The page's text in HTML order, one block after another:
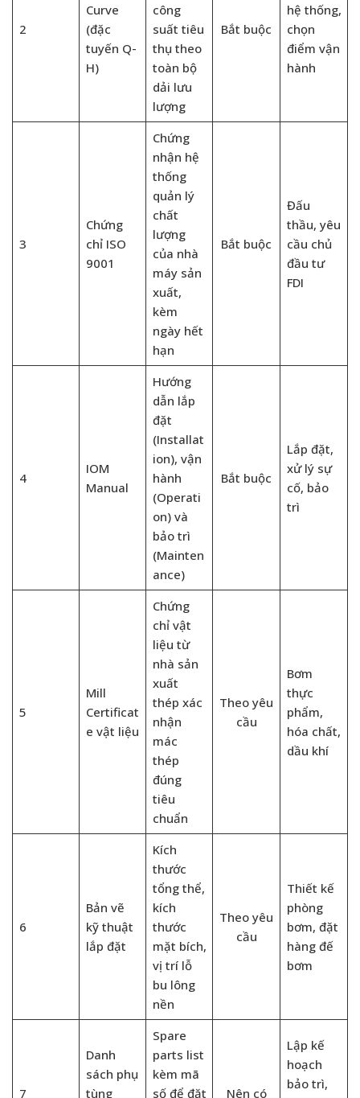
2
Curve
(đặc
tuyến Q-
H)
công
suất tiêu
thụ theo
toàn bộ
dải lưu
lượng
Bắt buộc
hệ thống,
chọn
điểm vận
hành
3
Chứng
chỉ ISO
9001
Chứng
nhận hệ
thống
quản lý
chất
lượng
của nhà
máy sản
xuất,
kèm
ngày hết
hạn
Bắt buộc
Đấu
thầu, yêu
cầu chủ
đầu tư
FDI
4
IOM
Manual
Hướng
dẫn lắp
đặt
(Installat
ion), vận
hành
(Operati
on) và
bảo trì
(Mainten
ance)
Bắt buộc
Lắp đặt,
xử lý sự
cố, bảo
trì
5
Mill
Certificat
e vật liệu
Chứng
chỉ vật
liệu từ
nhà sản
xuất
thép xác
nhận
mác
thép
đúng
tiêu
chuẩn
Theo yêu
cầu
Bơm
thực
phẩm,
hóa chất,
dầu khí
6
Bản vẽ
kỹ thuật
lắp đặt
Kích
thước
tổng thể,
kích
thước
mặt bích,
vị trí lỗ
bu lông
nền
Theo yêu
cầu
Thiết kế
phòng
bơm, đặt
hàng đế
bơm
7
Danh
sách phụ
tùng
Spare
parts list
kèm mã
số để đặt
Nên có
Lập kế
hoạch
bảo trì,